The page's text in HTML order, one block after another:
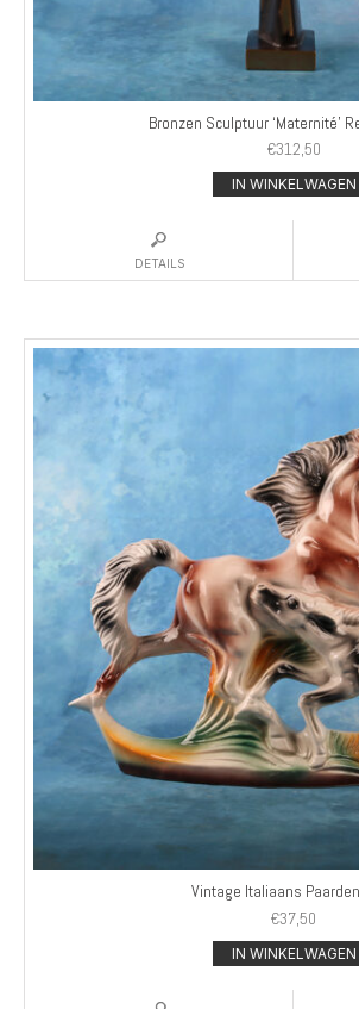
Bronzen Sculptuur ‘Maternité’
€312,50
IN WINKELWAGEN
DETAILS
Vintage Italiaans
€37,50
IN WINKELWAGEN